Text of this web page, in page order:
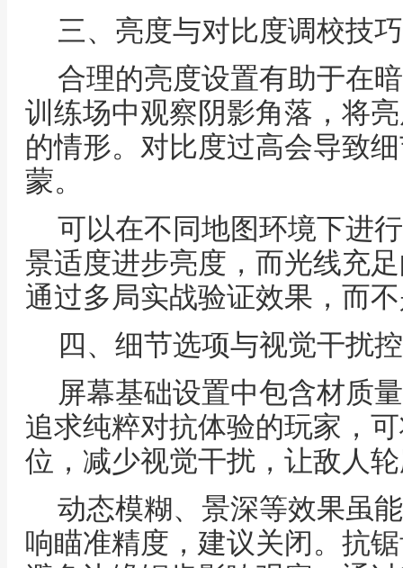
三、亮度与对比度调校技巧
合理的亮度设置有助于在
训练场中观察阴影角落，将
的情形。对比度过高会导致
蒙。
可以在不同地图环境下进
景适度进步亮度，而光线充
通过多局实战验证效果，而
四、细节选项与视觉干扰
屏幕基础设置中包含材质
追求纯粹对抗体验的玩家，
位，减少视觉干扰，让敌人
动态模糊、景深等效果虽
响瞄准精度，建议关闭。抗